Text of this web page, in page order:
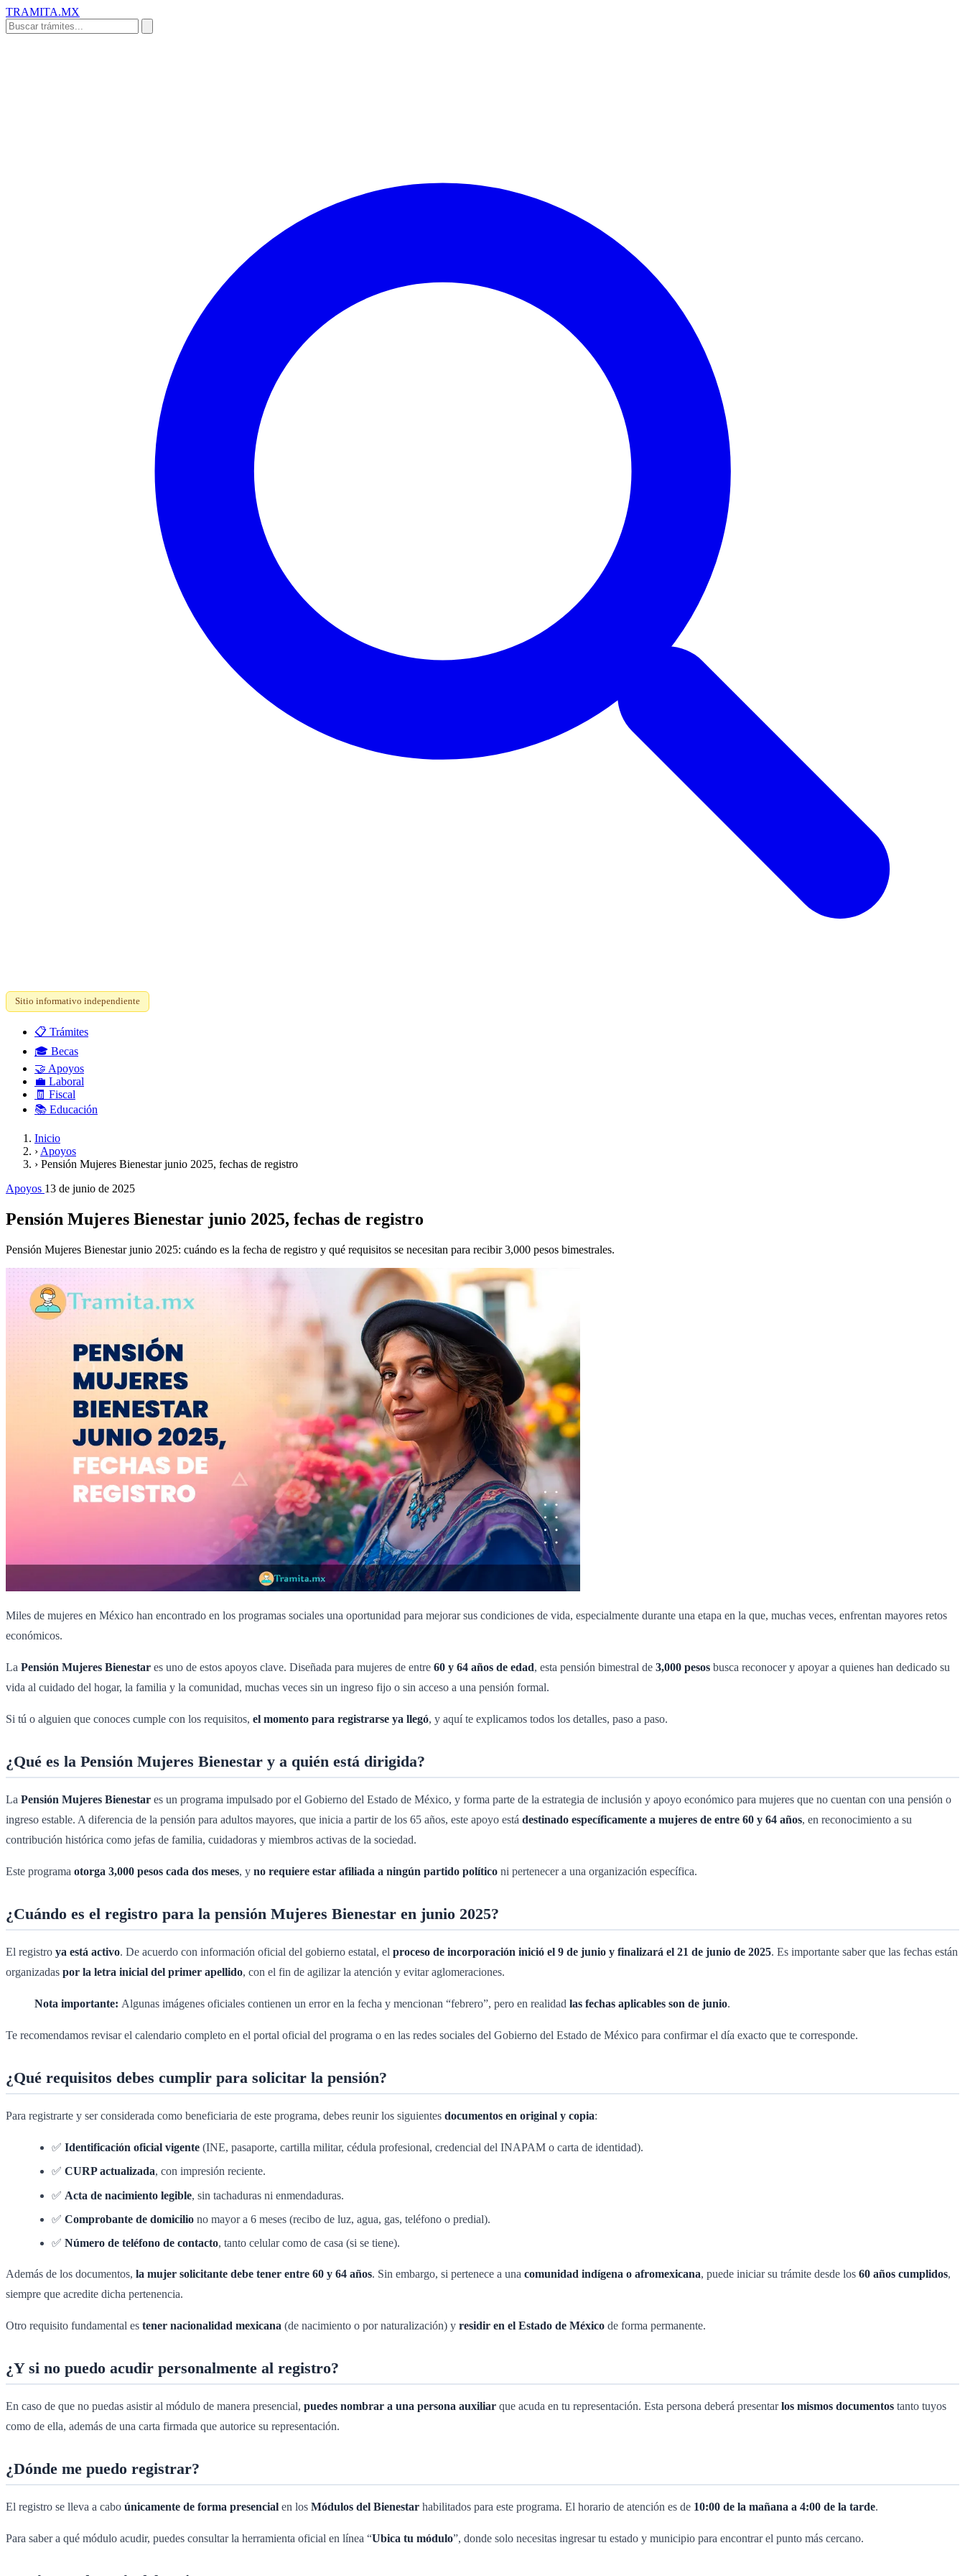
TRAMITA.MX
Sitio informativo independiente
📋 Trámites
🎓 Becas
🤝 Apoyos
💼 Laboral
🧾 Fiscal
📚 Educación
Inicio
› Apoyos
› Pensión Mujeres Bienestar junio 2025, fechas de registro
Apoyos 13 de junio de 2025
Pensión Mujeres Bienestar junio 2025, fechas de registro
Pensión Mujeres Bienestar junio 2025: cuándo es la fecha de registro y qué requisitos se necesitan para recibir 3,000 pesos bimestrales.
Miles de mujeres en México han encontrado en los programas sociales una oportunidad para mejorar sus condiciones de vida, especialmente durante una etapa en la que, muchas veces, enfrentan mayores retos
económicos.
La Pensión Mujeres Bienestar es uno de estos apoyos clave. Diseñada para mujeres de entre 60 y 64 años de edad, esta pensión bimestral de 3,000 pesos busca reconocer y apoyar a quienes han dedicado su
vida al cuidado del hogar, la familia y la comunidad, muchas veces sin un ingreso fijo o sin acceso a una pensión formal.
Si tú o alguien que conoces cumple con los requisitos, el momento para registrarse ya llegó, y aquí te explicamos todos los detalles, paso a paso.
¿Qué es la Pensión Mujeres Bienestar y a quién está dirigida?
La Pensión Mujeres Bienestar es un programa impulsado por el Gobierno del Estado de México, y forma parte de la estrategia de inclusión y apoyo económico para mujeres que no cuentan con una pensión o
ingreso estable. A diferencia de la pensión para adultos mayores, que inicia a partir de los 65 años, este apoyo está destinado específicamente a mujeres de entre 60 y 64 años, en reconocimiento a su
contribución histórica como jefas de familia, cuidadoras y miembros activas de la sociedad.
Este programa otorga 3,000 pesos cada dos meses, y no requiere estar afiliada a ningún partido político ni pertenecer a una organización específica.
¿Cuándo es el registro para la pensión Mujeres Bienestar en junio 2025?
El registro ya está activo. De acuerdo con información oficial del gobierno estatal, el proceso de incorporación inició el 9 de junio y finalizará el 21 de junio de 2025. Es importante saber que las fechas están
organizadas por la letra inicial del primer apellido, con el fin de agilizar la atención y evitar aglomeraciones.
Nota importante: Algunas imágenes oficiales contienen un error en la fecha y mencionan “febrero”, pero en realidad las fechas aplicables son de junio.
Te recomendamos revisar el calendario completo en el portal oficial del programa o en las redes sociales del Gobierno del Estado de México para confirmar el día exacto que te corresponde.
¿Qué requisitos debes cumplir para solicitar la pensión?
Para registrarte y ser considerada como beneficiaria de este programa, debes reunir los siguientes documentos en original y copia:
✅ Identificación oficial vigente (INE, pasaporte, cartilla militar, cédula profesional, credencial del INAPAM o carta de identidad).
✅ CURP actualizada, con impresión reciente.
✅ Acta de nacimiento legible, sin tachaduras ni enmendaduras.
✅ Comprobante de domicilio no mayor a 6 meses (recibo de luz, agua, gas, teléfono o predial).
✅ Número de teléfono de contacto, tanto celular como de casa (si se tiene).
Además de los documentos, la mujer solicitante debe tener entre 60 y 64 años. Sin embargo, si pertenece a una comunidad indígena o afromexicana, puede iniciar su trámite desde los 60 años cumplidos,
siempre que acredite dicha pertenencia.
Otro requisito fundamental es tener nacionalidad mexicana (de nacimiento o por naturalización) y residir en el Estado de México de forma permanente.
¿Y si no puedo acudir personalmente al registro?
En caso de que no puedas asistir al módulo de manera presencial, puedes nombrar a una persona auxiliar que acuda en tu representación. Esta persona deberá presentarlos mismos documentos tanto tuyos
como de ella, además de una carta firmada que autorice su representación.
¿Dónde me puedo registrar?
El registro se lleva a cabo únicamente de forma presencial en los Módulos del Bienestar habilitados para este programa. El horario de atención es de 10:00 de la mañana a 4:00 de la tarde.
Para saber a qué módulo acudir, puedes consultar la herramienta oficial en línea “Ubica tu módulo”, donde solo necesitas ingresar tu estado y municipio para encontrar el punto más cercano.